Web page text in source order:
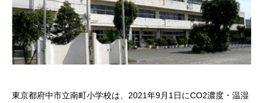
東京都府中市立南町小学校は、2021年9月1日にCO2濃度・温湿